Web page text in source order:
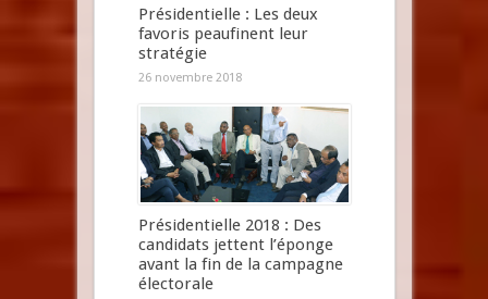
Présidentielle : Les deux
favoris peaufinent leur
stratégie
26 novembre 2018
Présidentielle 2018 : Des
candidats jettent l’éponge
avant la fin de la campagne
électorale